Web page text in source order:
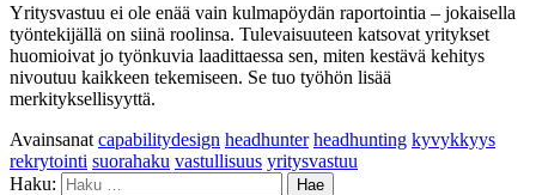
Yritysvastuu ei ole enää vain kulmapöydän raportointia – jokaisella
työntekijällä on siinä roolinsa. Tulevaisuuteen katsovat yritykset
huomioivat jo työnkuvia laadittaessa sen, miten kestävä kehitys
nivoutuu kaikkeen tekemiseen. Se tuo työhön lisää
merkityksellisyyttä.
Avainsanat capabilitydesign headhunter headhunting kyvykkyys
rekrytointi suorahaku vastullisuus yritysvastuu
Haku: